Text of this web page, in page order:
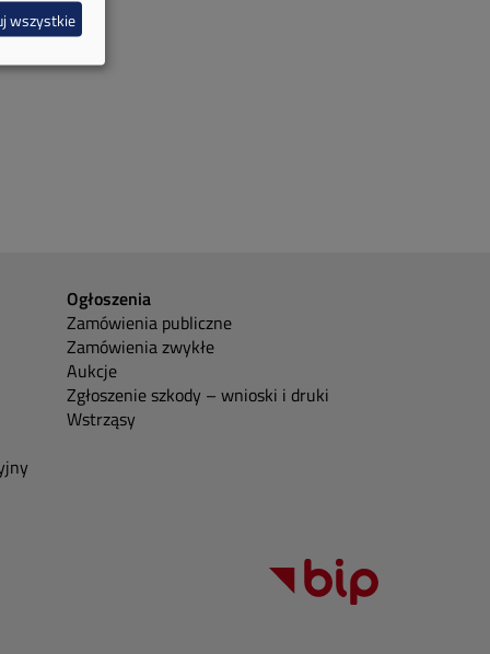
Ogłoszenia
Zamówienia publiczne
Zamówienia zwykłe
Aukcje
Zgłoszenie szkody – wnioski i druki
Wstrząsy
wszystkie